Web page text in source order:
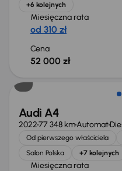
+6 kolejnych
Miesięczna rata
od 310 zł
Cena
52 000 zł
Możliwość odliczenia VAT
Audi A4
202277 348 kmAutomat
Od pierwszego właściciela
Salon Polska
+7 kolejnych
Miesięczna rata